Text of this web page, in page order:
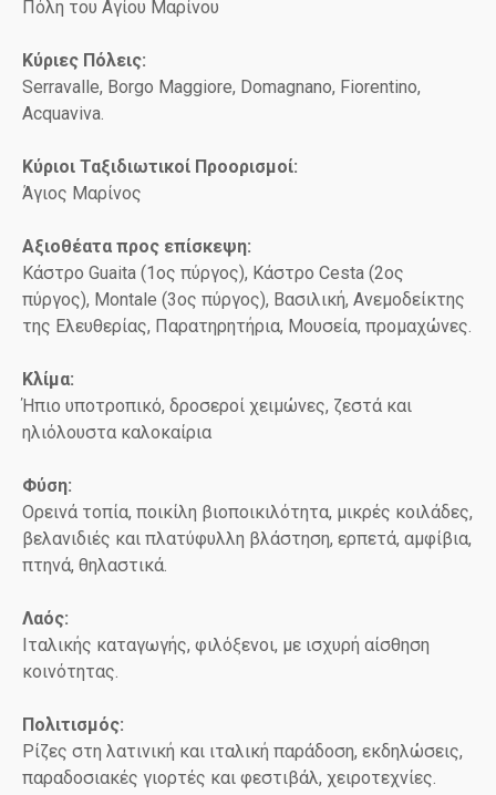
Πόλη του Αγίου Μαρίνου
Κύριες Πόλεις:
Serravalle, Borgo Maggiore, Domagnano, Fiorentino,
Acquaviva.
Κύριοι Ταξιδιωτικοί Προορισμοί:
Άγιος Μαρίνος
Αξιοθέατα προς επίσκεψη:
Κάστρο Guaita (1ος πύργος), Κάστρο Cesta (2ος
πύργος), Montale (3ος πύργος), Βασιλική, Ανεμοδείκτης
της Ελευθερίας, Παρατηρητήρια, Μουσεία, προμαχώνες.
Κλίμα:
Ήπιο υποτροπικό, δροσεροί χειμώνες, ζεστά και
ηλιόλουστα καλοκαίρια
Φύση:
Ορεινά τοπία, ποικίλη βιοποικιλότητα, μικρές κοιλάδες,
βελανιδιές και πλατύφυλλη βλάστηση, ερπετά, αμφίβια,
πτηνά, θηλαστικά.
Λαός:
Ιταλικής καταγωγής, φιλόξενοι, με ισχυρή αίσθηση
κοινότητας.
Πολιτισμός:
Ρίζες στη λατινική και ιταλική παράδοση, εκδηλώσεις,
παραδοσιακές γιορτές και φεστιβάλ, χειροτεχνίες.